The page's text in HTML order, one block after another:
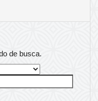
de busca.